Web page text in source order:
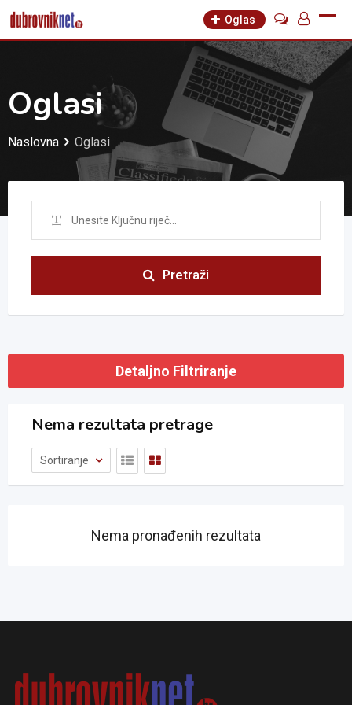
Oglas
Oglasi
Naslovna Oglasi
Pretraži
Detaljno Filtriranje
Nema rezultata pretrage
Sortiranje
Nema pronađenih rezultata